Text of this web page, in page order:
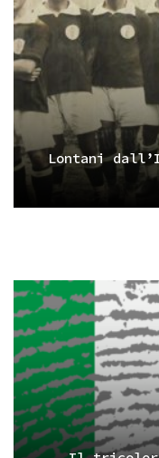
Lontani